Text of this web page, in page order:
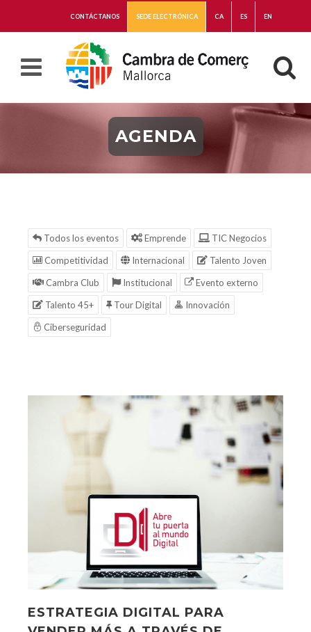
CONTÁCTANOS SEDE ELECTRÓNICA CA ES EN
AGENDA
Todos los eventos Emprende
TIC Negocios
Competitividad
Internacional
Talento Joven
Cambra Club
Institucional
Evento externo
Talento 45+
Tour Digital
Innovación
Ciberseguridad
ESTRATEGIA DIGITAL PARA